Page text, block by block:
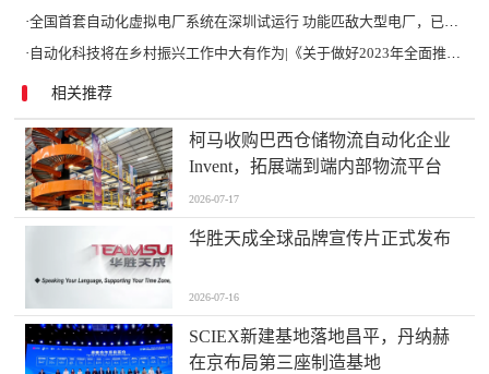
·全国首套自动化虚拟电厂系统在深圳试运行 功能匹敌大型电厂，已入选国际典型案例
· 自动化科技将在乡村振兴工作中大有作为|《关于做好2023年全面推进乡村振兴重点工作的意见》发布
相关推荐
柯马收购巴西仓储物流自动化企业
Invent，拓展端到端内部物流平台
2026-07-17
华胜天成全球品牌宣传片正式发布
2026-07-16
SCIEX新建基地落地昌平，丹纳赫
在京布局第三座制造基地